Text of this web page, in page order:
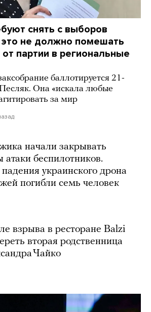
снять с выборов
это не должно помешать
партии в региональные
баллотируется 21-
Она «искала любые
за мир
начали закрывать
атаки беспилотников.
падения украинского дрона
погибли семь человек
взрыва в ресторане Balzi
вторая родственница
Чайко